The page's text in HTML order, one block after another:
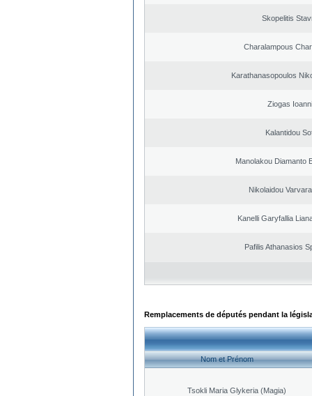
Skopelitis
Charalampous
Karathanasopoulos
Ziogas
Kalantidou
Manolakou Diamanto
Nikolaidou
Kanelli Garyfallia
Pafilis Athanasios
Remplacements de députés pendant la
Nom et Prénom
Tsokli Maria Glykeria (Magia)